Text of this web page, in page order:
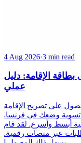
4 Aug 2026·3 min read
الإقامة: دليل
عملي
على تصريح الإقامة
تسوية وضعك في فرنسا.
أبسط وأسرع. لقد قام
عبر منصات رقمية.